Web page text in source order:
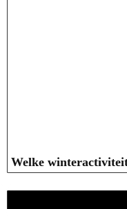
Welke